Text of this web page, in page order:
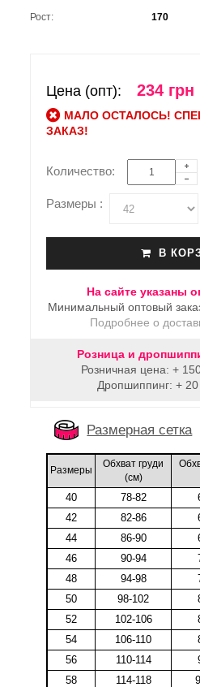
Рост: 170
Цена (опт): 234 грн
МАЛО ОСТАЛОСЬ!
ЗАКАЗ!
Количество:
Размеры :
В
На сайте указаны
Минимальный оптовый
Подробнее о
Розница и
Розничная цена: +
Дропшиппинг: + 20
Размерная сетка
Размеры
Обхват груди
(cм)
40 78-82
42
82-86
44
86-90
46
90-94
48
94-98
50
98-102
52
102-106
54
106-110
56
110-114
58
114-118